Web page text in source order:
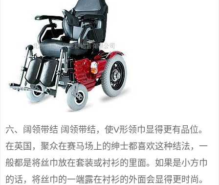
六、阔领带结 阔领带结，使V形领巾显得更有品位。
在英国，聚众在赛马场上的绅士都喜欢这种结法，一
般都是将丝巾放在套装或衬衫的里面。如果是小方巾
的话，将丝巾的一端露在衬衫的外面会显得更时尚。